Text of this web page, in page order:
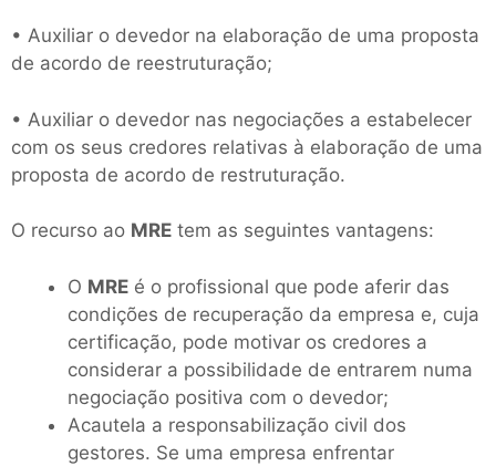
• Auxiliar o devedor na elaboração de uma proposta
de acordo de reestruturação;
• Auxiliar o devedor nas negociações a estabelecer
com os seus credores relativas à elaboração de uma
proposta de acordo de restruturação.
O recurso ao MRE tem as seguintes vantagens:
O MRE é o profissional que pode aferir das
condições de recuperação da empresa e, cuja
certificação, pode motivar os credores a
considerar a possibilidade de entrarem numa
negociação positiva com o devedor;
Acautela a responsabilização civil dos
gestores. Se uma empresa enfrentar